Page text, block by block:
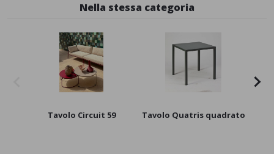
Nella stessa categoria
Tavolo Circuit 59 Tavolo Quatris quadrato